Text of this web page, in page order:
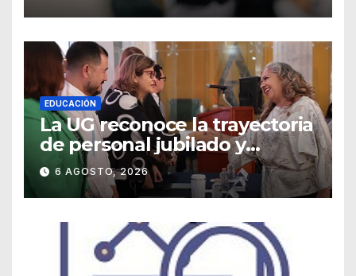
EDUCACIÓN
La UG reconoce la trayectoria
de personal jubilado y
agradece su legado
6 AGOSTO, 2026